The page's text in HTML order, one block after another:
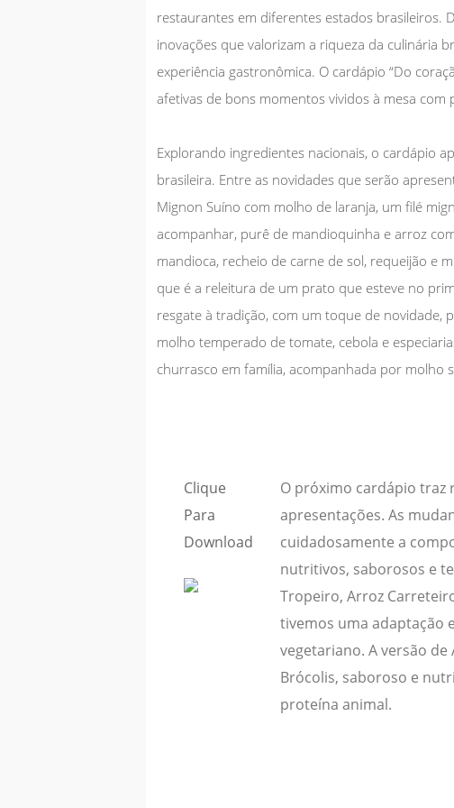
restaurantes em diferentes estados brasileiros.
inovações que valorizam a riqueza da culinária
experiência gastronômica. O cardápio “Do
afetivas de bons momentos vividos à mesa com
Explorando ingredientes nacionais, o cardápio
brasileira. Entre as novidades que serão
Mignon Suíno com molho de laranja, um filé
acompanhar, purê de mandioquinha e arroz
mandioca, recheio de carne de sol, requeijão e
que é a releitura de um prato que esteve no
resgate à tradição, com um toque de novidade,
molho temperado de tomate, cebola e
churrasco em família, acompanhada por molho
Clique
Para
Download
O próximo cardápio traz
apresentações. As
cuidadosamente a
nutritivos, saborosos e
Tropeiro, Arroz
tivemos uma adaptação
vegetariano. A versão
Brócolis, saboroso e
proteína animal.